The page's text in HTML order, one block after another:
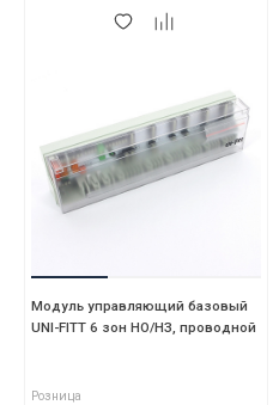
Модуль управляющий базовый
UNI-FITT 6 зон НО/НЗ, проводной
Розница